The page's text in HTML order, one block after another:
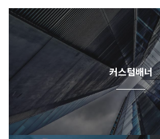
커스텀배너